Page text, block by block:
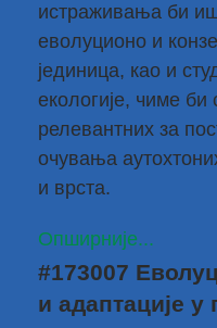
истраживања би
еволуционо и
јединица, као и
екологије, чиме
релевантних за
очувања
и врста.
Опширније...
#173007
и адаптације у